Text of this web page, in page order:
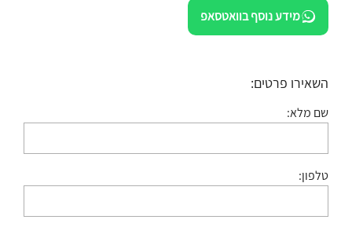
מידע נוסף בוואטסאפ
השאירו פרטים:
שם מלא:
טלפון: